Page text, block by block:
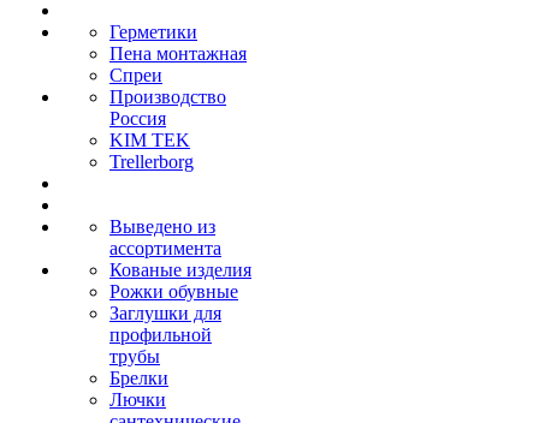
Герметики
Пена монтажная
Спреи
Производство
Россия
KIM TEK
Trellerborg
Выведено из
ассортимента
Кованые изделия
Рожки обувные
Заглушки для
профильной
трубы
Брелки
Лючки